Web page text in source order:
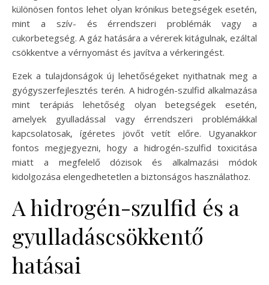
különösen fontos lehet olyan krónikus betegségek esetén,
mint a szív- és érrendszeri problémák vagy a
cukorbetegség. A gáz hatására a vérerek kitágulnak, ezáltal
csökkentve a vérnyomást és javítva a vérkeringést.
Ezek a tulajdonságok új lehetőségeket nyithatnak meg a
gyógyszerfejlesztés terén. A hidrogén-szulfid alkalmazása
mint terápiás lehetőség olyan betegségek esetén,
amelyek gyulladással vagy érrendszeri problémákkal
kapcsolatosak, ígéretes jövőt vetít előre. Ugyanakkor
fontos megjegyezni, hogy a hidrogén-szulfid toxicitása
miatt a megfelelő dózisok és alkalmazási módok
kidolgozása elengedhetetlen a biztonságos használathoz.
A hidrogén-szulfid és a
gyulladáscsökkentő
hatásai